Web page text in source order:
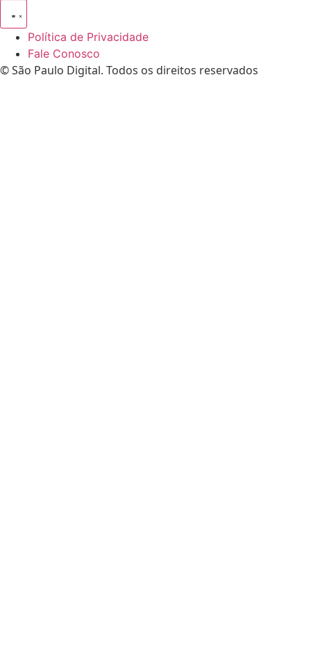
Política de Privacidade
Fale Conosco
© São Paulo Digital. Todos os direitos reservados